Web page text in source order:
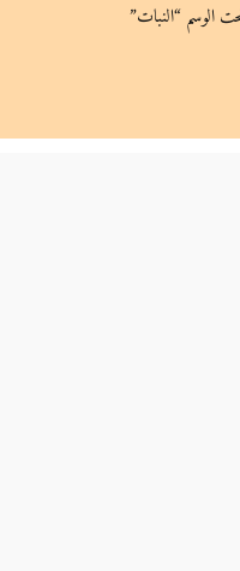
الوسم “النبات”